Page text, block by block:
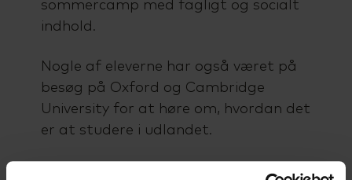
sommercamp med fagligt og socialt
indhold.
Nogle af eleverne har også været på
besøg på Oxford og Cambridge
University for at høre om, hvordan det
er at studere i udlandet.
De talentfulde elever har fået en god